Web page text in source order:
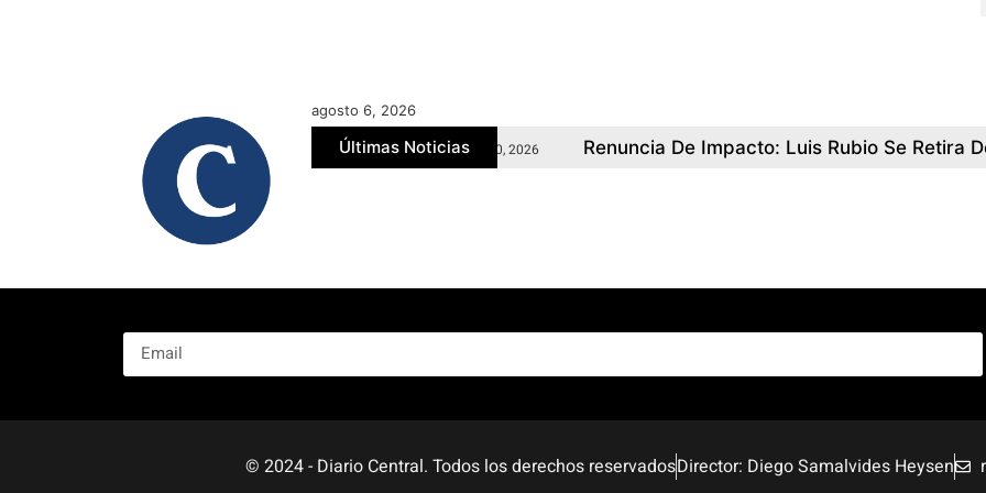
agosto 6, 2026
Últimas Noticias
Por Discursos De Odio julio 30, 2026 Renuncia De Impacto: Luis Rubio Se Retira De La Contienda Por La
© 2024 - Diario Central. Todos los derechos reservadosDirector: Diego Samalvides Heysen